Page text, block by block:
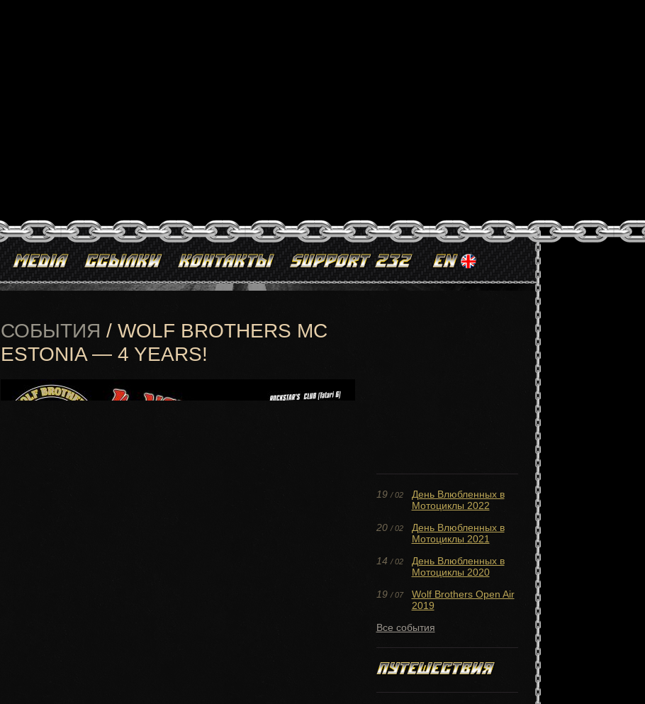
СОБЫТИЯ / WOLF BROTHERS MC
ESTONIA — 4 YEARS!
19 / 02
День Влюбленных в
Мотоциклы 2022
20 / 02
День Влюбленных в
Мотоциклы 2021
14 / 02
День Влюбленных в
Мотоциклы 2020
19 / 07
Wolf Brothers Open Air
2019
Все события